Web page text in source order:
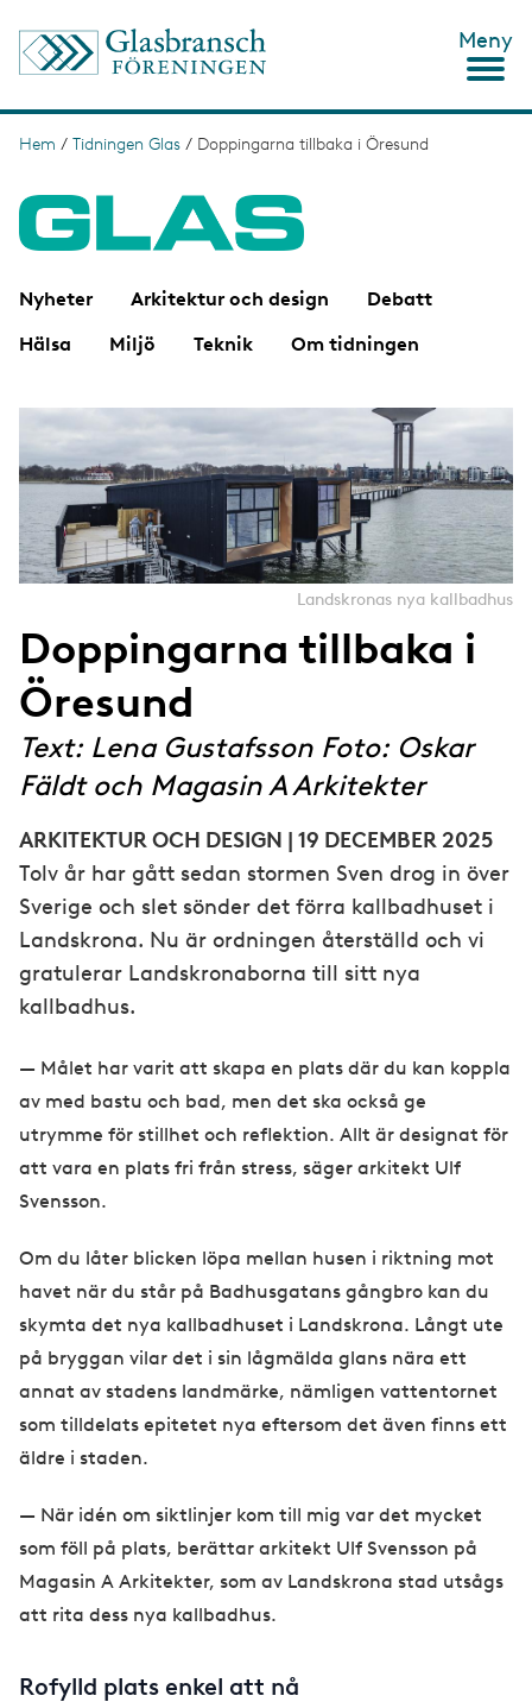
Meny
L
k
s
g
Hem / Tidningen Glas / Doppingarna tillbaka i Öresund
Nyheter Arkitektur och design
Debatt
Hälsa
Miljö Teknik Om tidningen
a
g
Landskronas nya kallbadhus
Doppingarna tillbaka i
Öresund
Text: Lena Gustafsson Foto: Oskar
Fäldt och Magasin A Arkitekter
ARKITEKTUR OCH DESIGN | 19 DECEMBER 2025
Tolv år har gått sedan stormen Sven drog in över
Sverige och slet sönder det förra kallbadhuset i
Landskrona. Nu är ordningen återställd och vi
gratulerar Landskronaborna till sitt nya
kallbadhus.
— Målet har varit att skapa en plats där du kan koppla
av med bastu och bad, men det ska också ge
utrymme för stillhet och reflektion. Allt är designat för
att vara en plats fri från stress, säger arkitekt Ulf
Svensson.
Om du låter blicken löpa mellan husen i riktning mot
havet när du står på Badhusgatans gångbro kan du
skymta det nya kallbadhuset i Landskrona. Långt ute
på bryggan vilar det i sin lågmälda glans nära ett
annat av stadens landmärke, nämligen vattentornet
som tilldelats epitetet nya eftersom det även finns ett
äldre i staden.
— När idén om siktlinjer kom till mig var det mycket
som föll på plats, berättar arkitekt Ulf Svensson på
Magasin A Arkitekter, som av Landskrona stad utsågs
att rita dess nya kallbadhus.
Rofylld plats enkel att nå